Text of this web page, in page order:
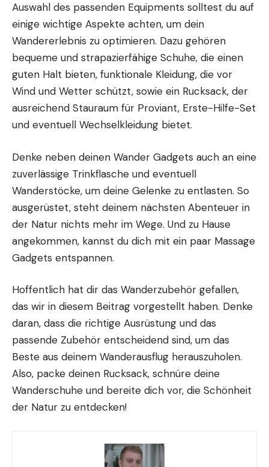
Auswahl des passenden Equipments solltest du auf
einige wichtige Aspekte achten, um dein
Wandererlebnis zu optimieren. Dazu gehören
bequeme und strapazierfähige Schuhe, die einen
guten Halt bieten, funktionale Kleidung, die vor
Wind und Wetter schützt, sowie ein Rucksack, der
ausreichend Stauraum für Proviant, Erste-Hilfe-Set
und eventuell Wechselkleidung bietet.
Denke neben deinen Wander Gadgets auch an eine
zuverlässige Trinkflasche und eventuell
Wanderstöcke, um deine Gelenke zu entlasten. So
ausgerüstet, steht deinem nächsten Abenteuer in
der Natur nichts mehr im Wege. Und zu Hause
angekommen, kannst du dich mit ein paar Massage
Gadgets entspannen.
Hoffentlich hat dir das Wanderzubehör gefallen,
das wir in diesem Beitrag vorgestellt haben. Denke
daran, dass die richtige Ausrüstung und das
passende Zubehör entscheidend sind, um das
Beste aus deinem Wanderausflug herauszuholen.
Also, packe deinen Rucksack, schnüre deine
Wanderschuhe und bereite dich vor, die Schönheit
der Natur zu entdecken!